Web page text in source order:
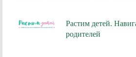
Растим детей.
родителей